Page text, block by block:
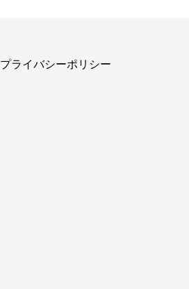
プライバシーポリシー